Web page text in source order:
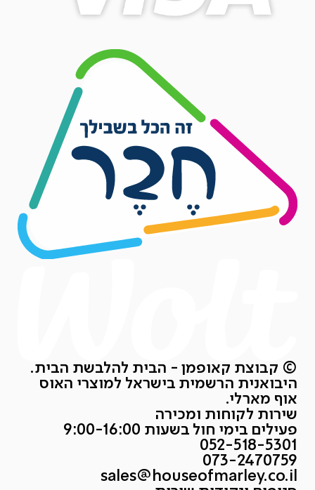
© קבוצת קאופמן - הבית להלבשת הבית.
היבואנית הרשמית בישראל למוצרי האוס
אוף מארלי.
שירות לקוחות ומכירה
פעילים בימי חול בשעות 9:00-16:00
052-518-5301
073-2470759
sales@houseofmarley.co.il